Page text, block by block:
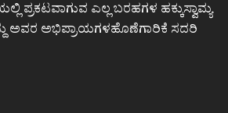
ಪ್ರಕಟವಾಗುವ ಎಲ್ಲ ಬರಹಗಳ ಹಕ್ಕುಸ್ವಾಮ್ಯ
ಅವರ ಅಭಿಪ್ರಾಯಗಳಹೊಣೆಗಾರಿಕೆ ಸದರಿ